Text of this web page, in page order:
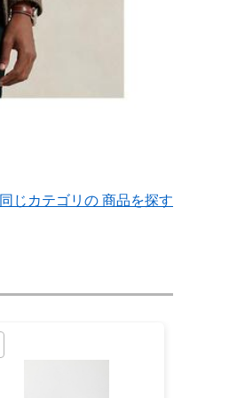
同じカテゴリの 商品を探す